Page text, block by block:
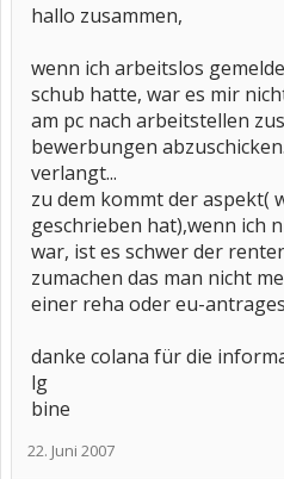
hallo zusammen,
wenn ich arbeitslos
schub hatte, war es mir
am pc nach arbeitstellen
bewerbungen
verlangt...
zu dem kommt der aspekt(
geschrieben hat),wenn ich
war, ist es schwer der
zumachen das man nicht
einer reha oder eu-
danke colana für die
lg
bine
22. Juni 2007